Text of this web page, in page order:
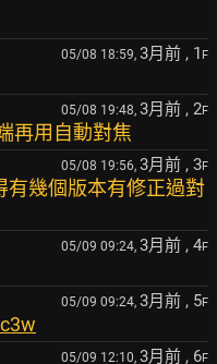
05/08 18:59, 3月前 , 1 F
05/08 19:48, 3月前 , 2F
再用自動對焦
05/08 19:56, 3月前 , 3F
有幾個版本有修正過對
05/09 09:24, 3月前 , 4F
05/09 09:24, 3月前 , 5F
05/09 12:10, 3月前 , 6F